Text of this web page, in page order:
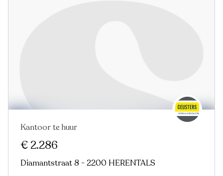
Kantoor te huur
€ 2.286
Diamantstraat 8 - 2200 HERENTALS